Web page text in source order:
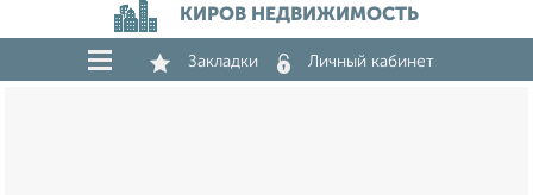
КИРОВ НЕДВИЖИМОСТЬ
Закладки Личный кабинет